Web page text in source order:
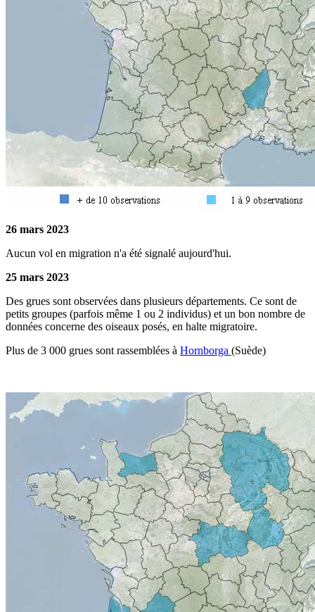
26 mars 2023
Aucun vol en migration n'a été signalé aujourd'hui.
25 mars 2023
Des grues sont observées dans plusieurs départements. Ce sont de
petits groupes (parfois même 1 ou 2 individus) et un bon nombre de
données concerne des oiseaux posés, en halte migratoire.
Plus de 3 000 grues sont rassemblées à Hornborga (Suède)